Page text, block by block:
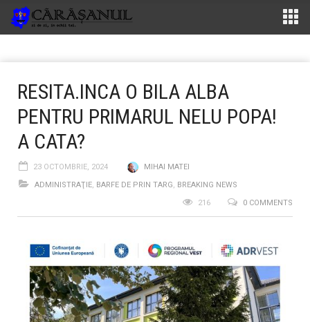
RESITA.INCA O BILA ALBA
PENTRU PRIMARUL NELU POPA!
A CATA?
23 OCTOMBRIE, 2024
MIHAI MATEI
ADMINISTRAŢIE, BARFE DE PRIN TARG, BREAKING NEWS
0 COMMENTS
216